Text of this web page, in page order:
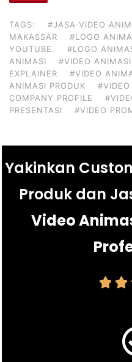
TAGS: #JASA VIDEO
MAKASSAR
#LOGO
YOUTUBE.
#LOGO
ANIMASI
#VIDEO
EXPLAINER
#VIDEO
ANIMASI PRODUK
COMPANY PROFILE
PRESENTASI
#VIDEO
Yakinkan
Produk dan
Video
 